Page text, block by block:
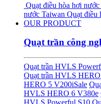
Quạt điều hòa hơi
nước Taiwan Quạt điều
OUR PRODUCT
Quạt trần công
Quạt trần HVLS
Quạt trần HVLS
HERO 5 V200iSale
HVLS HERO 6 V380e